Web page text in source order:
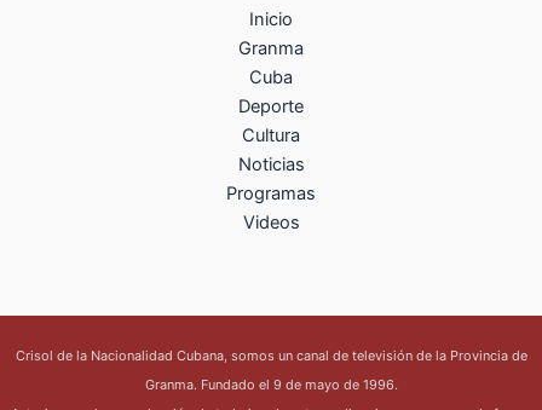
Inicio
Granma
Cuba
Deporte
Cultura
Noticias
Programas
Videos
Crisol de la Nacionalidad Cubana, somos un canal de televisión de la Provincia de
Granma. Fundado el 9 de mayo de 1996.